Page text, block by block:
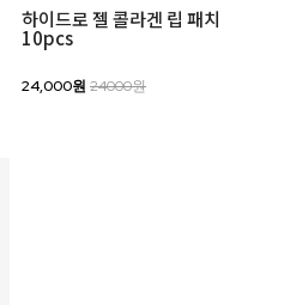
하이드로 젤 콜라겐 립 패치
10pcs
24,000원 24000원